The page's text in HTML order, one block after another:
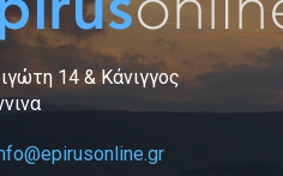
14 & Κάνιγγος